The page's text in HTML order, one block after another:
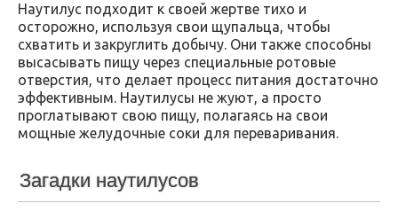
Наутилус подходит к своей жертве тихо и
осторожно, используя свои щупальца, чтобы
схватить и закруглить добычу. Они также способны
высасывать пищу через специальные ротовые
отверстия, что делает процесс питания достаточно
эффективным. Наутилусы не жуют, а просто
проглатывают свою пищу, полагаясь на свои
мощные желудочные соки для переваривания.
Загадки наутилусов